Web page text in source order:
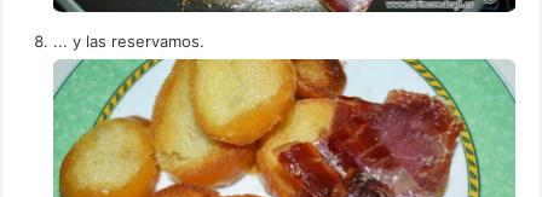
... y las reservamos.